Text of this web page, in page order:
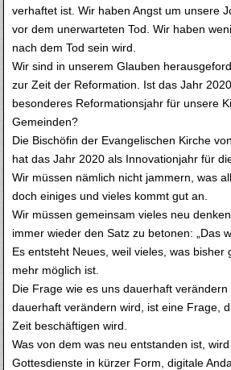
verhaftet ist. Wir haben Angst um unsere
vor dem unerwarteten Tod. Wir haben
nach dem Tod sein wird.
Wir sind in unserem Glauben
zur Zeit der Reformation. Ist das Jahr
besonderes Reformationsjahr für unsere
Gemeinden?
Die Bischöfin der Evangelischen Kirche
hat das Jahr 2020 als Innovationjahr für
Wir müssen nämlich nicht jammern, was
doch einiges und vieles kommt gut an.
Wir müssen gemeinsam vieles neu
immer wieder den Satz zu betonen: „Das
Es entsteht Neues, weil vieles, was bisher
mehr möglich ist.
Die Frage wie es uns dauerhaft
dauerhaft verändern wird, ist eine Frage,
Zeit beschäftigen wird.
Was von dem was neu entstanden ist, wird
Gottesdienste in kürzer Form, digitale